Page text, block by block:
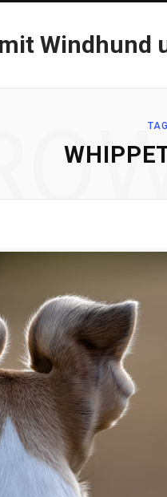
Windhund
TAG